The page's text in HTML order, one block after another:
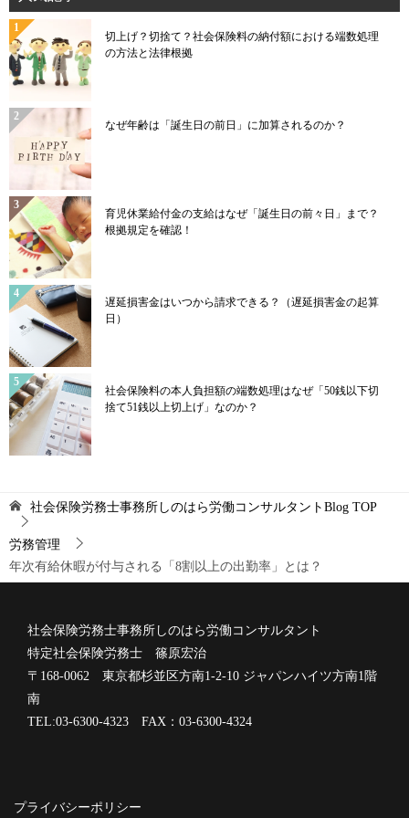
切上げ？切捨て？社会保険料の納付額における端数処理
の方法と法律根拠
なぜ年齢は「誕生日の前日」に加算されるのか？
育児休業給付金の支給はなぜ「誕生日の前々日」まで？
根拠規定を確認！
遅延損害金はいつから請求できる？（遅延損害金の起算
日）
社会保険料の本人負担額の端数処理はなぜ「50銭以下切
捨て51銭以上切上げ」なのか？
社会保険労務士事務所しのはら労働コンサルタントBlog TOP
労務管理
年次有給休暇が付与される「8割以上の出勤率」とは？
社会保険労務士事務所しのはら労働コンサルタント
特定社会保険労務士 篠原宏治
〒168-0062 東京都杉並区方南1-2-10 ジャパンハイツ方南1階
南
TEL:03-6300-4323 FAX：03-6300-4324
プライバシーポリシー